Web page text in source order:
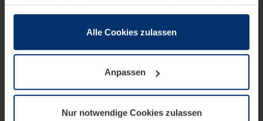
sie im Rahmen Ihrer Nutzung der Dienste gesammelt
wenn diese für den Betrieb dieser Seite unbedingt
notwendig sind. Für alle anderen Cookie-Typen benötigen
wir Ihre Erlaubnis. Ihre Einwilligung können Sie jederzeit
Datenschutzerklärungunserer Website ändern oder
Alle Cookies zulassen
Anpassen
Nur notwendige Cookies zulassen